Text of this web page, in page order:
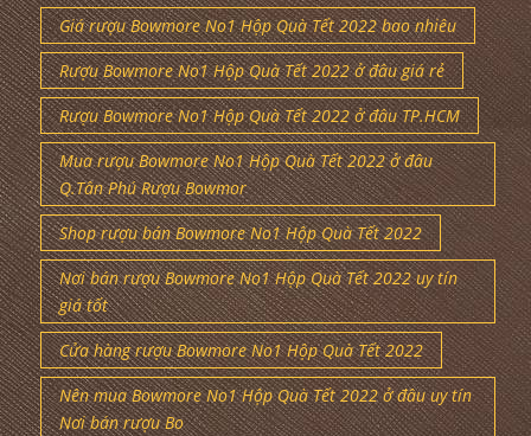
Giá rượu Bowmore No1 Hộp Quà Tết 2022 bao nhiêu
Rượu Bowmore No1 Hộp Quà Tết 2022 ở đâu giá rẻ
Rượu Bowmore No1 Hộp Quà Tết 2022 ở đâu TP.HCM
Mua rượu Bowmore No1 Hộp Quà Tết 2022 ở đâu
Q.Tân Phú Rượu Bowmor
Shop rượu bán Bowmore No1 Hộp Quà Tết 2022
Nơi bán rượu Bowmore No1 Hộp Quà Tết 2022 uy tín
giá tốt
Cửa hàng rượu Bowmore No1 Hộp Quà Tết 2022
Nên mua Bowmore No1 Hộp Quà Tết 2022 ở đâu uy tín
Nơi bán rượu Bo